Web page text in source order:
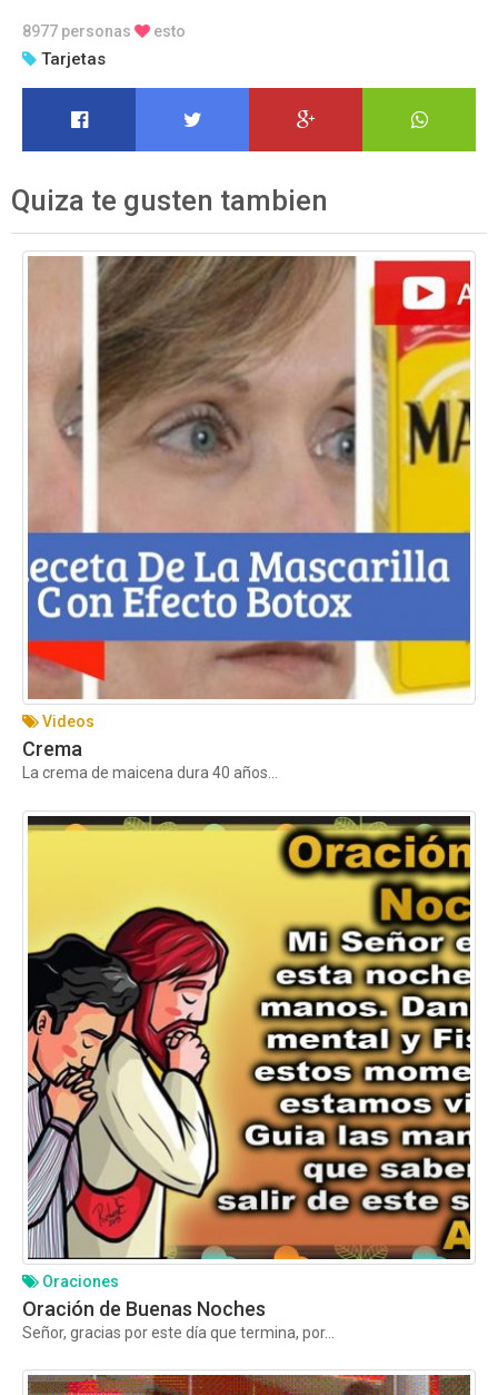
8977 personas esto
Tarjetas
Quiza te gusten tambien
Videos
Crema
La crema de maicena dura 40 años...
Oraciones
Oración de Buenas Noches
Señor, gracias por este día que termina, por...